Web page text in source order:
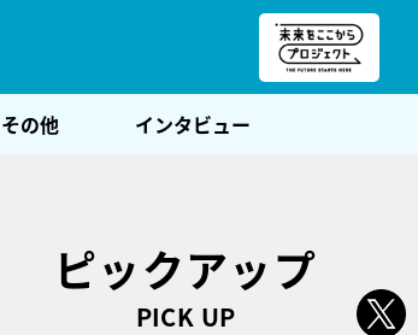
その他 インタビュー
ピックアップ
PICK UP